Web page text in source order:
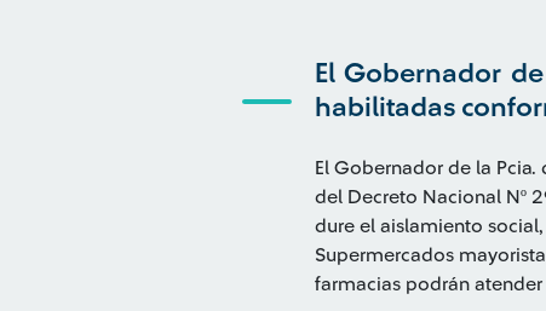
El Gobernador
habilitadas
El Gobernador de la
del Decreto Nacional Nº
dure el aislamiento
Supermercados
farmacias podrán